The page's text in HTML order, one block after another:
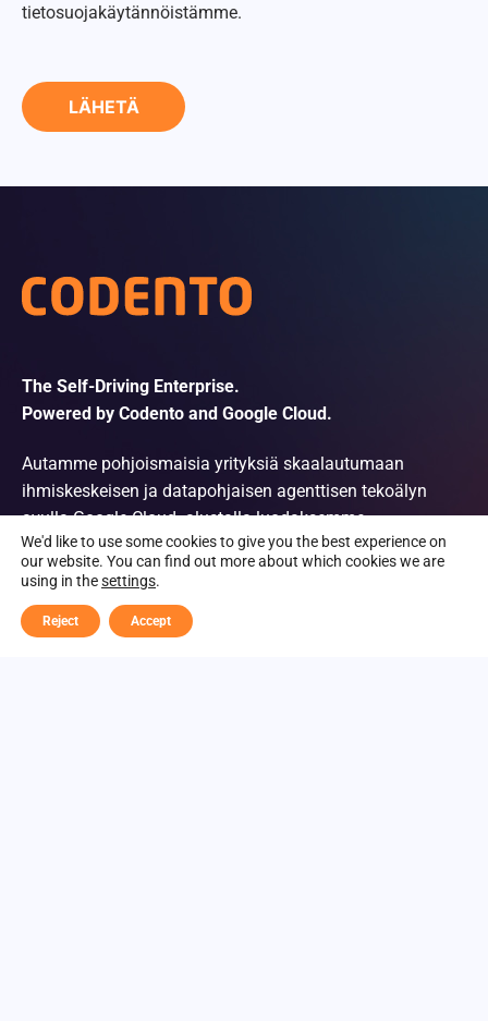
tietosuojakäytännöistämme.
The Self-Driving Enterprise.
Powered by Codento and Google Cloud.
Autamme pohjoismaisia yrityksiä skaalautumaan
ihmiskeskeisen ja datapohjaisen agenttisen tekoälyn
avulla Google Cloud -alustalla luodaksemme
kymmenkertaisen arvon.
We'd like to use some cookies to give you the best experience on
our website. You can find out more about which cookies we are
using in thesettings.
Accept
Reject